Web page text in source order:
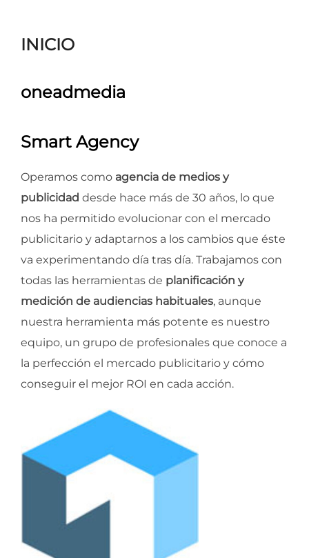
INICIO
oneadmedia
Smart Agency
Operamos como agencia de medios y
publicidad desde hace más de 30 años, lo que
nos ha permitido evolucionar con el mercado
publicitario y adaptarnos a los cambios que éste
va experimentando día tras día. Trabajamos con
todas las herramientas de planificación y
medición de audiencias habituales, aunque
nuestra herramienta más potente es nuestro
equipo, un grupo de profesionales que conoce a
la perfección el mercado publicitario y cómo
conseguir el mejor ROI en cada acción.